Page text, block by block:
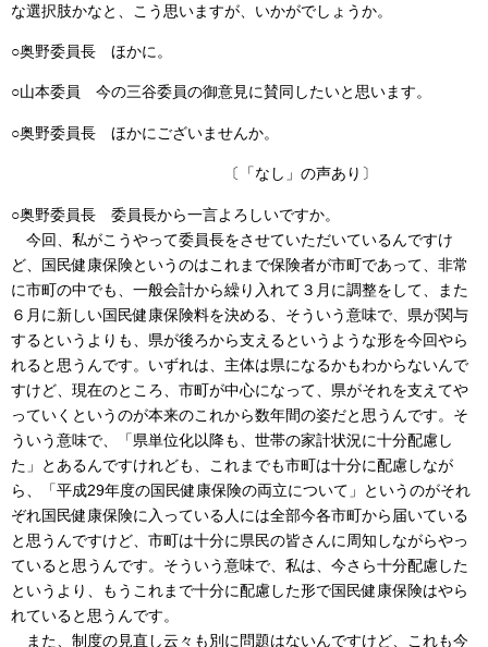
な選択肢かなと、こう思いますが、いかがでしょうか。
○奥野委員長 ほかに。
○山本委員 今の三谷委員の御意見に賛同したいと思います。
○奥野委員長 ほかにございませんか。
〔「なし」の声あり〕
○奥野委員長 委員長から一言よろしいですか。
今回、私がこうやって委員長をさせていただいているんですけ
ど、国民健康保険というのはこれまで保険者が市町であって、非常
に市町の中でも、一般会計から繰り入れて３月に調整をして、また
６月に新しい国民健康保険料を決める、そういう意味で、県が関与
するというよりも、県が後ろから支えるというような形を今回やら
れると思うんです。いずれは、主体は県になるかもわからないんで
すけど、現在のところ、市町が中心になって、県がそれを支えてや
っていくというのが本来のこれから数年間の姿だと思うんです。そ
ういう意味で、「県単位化以降も、世帯の家計状況に十分配慮し
た」とあるんですけれども、これまでも市町は十分に配慮しなが
ら、「平成29年度の国民健康保険の両立について」というのがそれ
ぞれ国民健康保険に入っている人には全部今各市町から届いている
と思うんですけど、市町は十分に県民の皆さんに周知しながらやっ
ていると思うんです。そういう意味で、私は、今さら十分配慮した
というより、もうこれまで十分に配慮した形で国民健康保険はやら
れていると思うんです。
また、制度の見直し云々も別に問題はないんですけど、これも今